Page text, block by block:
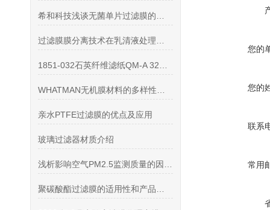
亲水PTFE过滤膜的优点及应用
玻璃过滤器材质介绍
您的
您的
联系
常用